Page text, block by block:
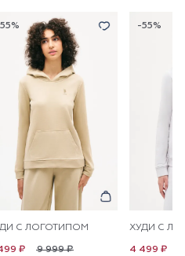
С ЛОГОТИПОМ
9 999 ₽
₽
-55%
ХУДИ С
4 499 ₽